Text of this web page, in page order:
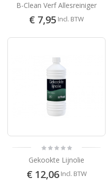
B-Clean Verf Allesreiniger
€ 7,95 Incl. BTW
Gekookte Lijnolie
€ 12,06 Incl. BTW